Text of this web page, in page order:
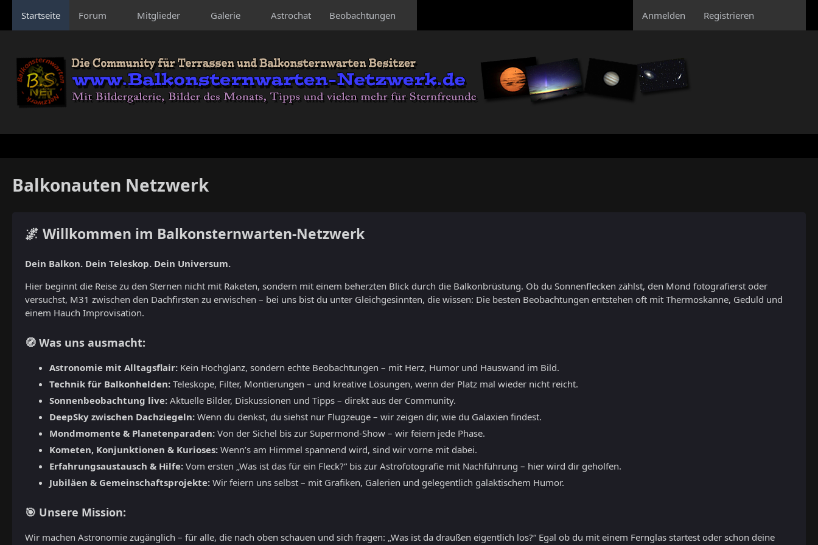
Startseite Forum Mitglieder Galerie Astrochat Beobachtungen Anmelden Registrieren
Balkonauten Netzwerk
🌌 Willkommen im Balkonsternwarten-Netzwerk
Dein Balkon. Dein Teleskop. Dein Universum.
Hier beginnt die Reise zu den Sternen nicht mit Raketen, sondern mit einem beherzten Blick durch die Balkonbrüstung. Ob du Sonnenflecken zählst, den Mond fotografierst oder
versuchst, M31 zwischen den Dachfirsten zu erwischen – bei uns bist du unter Gleichgesinnten, die wissen: Die besten Beobachtungen entstehen oft mit Thermoskanne, Geduld und
einem Hauch Improvisation.
🧭 Was uns ausmacht:
Astronomie mit Alltagsflair: Kein Hochglanz, sondern echte Beobachtungen – mit Herz, Humor und Hauswand im Bild.
Technik für Balkonhelden: Teleskope, Filter, Montierungen – und kreative Lösungen, wenn der Platz mal wieder nicht reicht.
Sonnenbeobachtung live: Aktuelle Bilder, Diskussionen und Tipps – direkt aus der Community.
DeepSky zwischen Dachziegeln: Wenn du denkst, du siehst nur Flugzeuge – wir zeigen dir, wie du Galaxien findest.
Mondmomente & Planetenparaden: Von der Sichel bis zur Supermond-Show – wir feiern jede Phase.
Kometen, Konjunktionen & Kurioses: Wenn’s am Himmel spannend wird, sind wir vorne mit dabei.
Erfahrungsaustausch & Hilfe: Vom ersten „Was ist das für ein Fleck?“ bis zur Astrofotografie mit Nachführung – hier wird dir geholfen.
Jubiläen & Gemeinschaftsprojekte: Wir feiern uns selbst – mit Grafiken, Galerien und gelegentlich galaktischem Humor.
🎯 Unsere Mission:
Wir machen Astronomie zugänglich – für alle, die nach oben schauen und sich fragen: „Was ist da draußen eigentlich los?“ Egal ob du mit einem Fernglas startest oder schon deine